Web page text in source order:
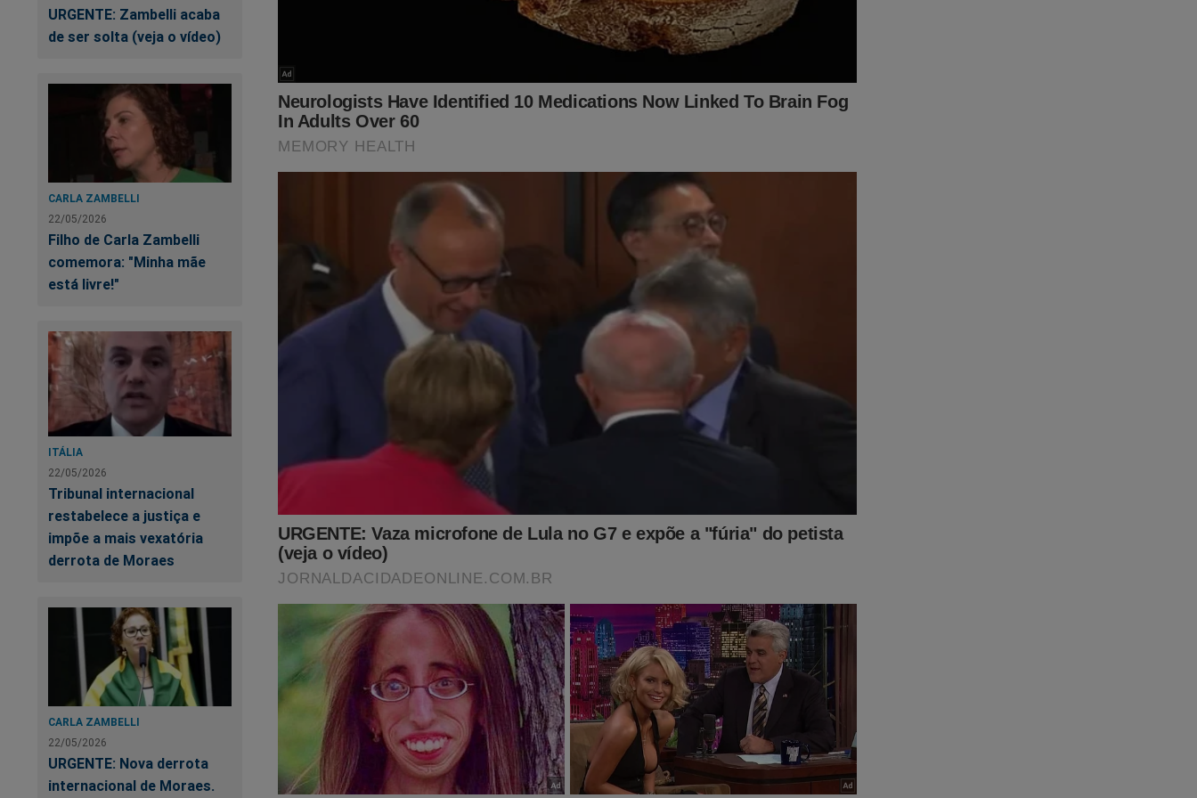
URGENTE: Zambelli acaba
de ser solta (veja o vídeo)
CARLA ZAMBELLI
22/05/2026
Filho de Carla Zambelli
comemora: "Minha mãe
está livre!"
ITÁLIA
22/05/2026
Tribunal internacional
restabelece a justiça e
impõe a mais vexatória
derrota de Moraes
CARLA ZAMBELLI
22/05/2026
URGENTE: Nova derrota
internacional de Moraes.